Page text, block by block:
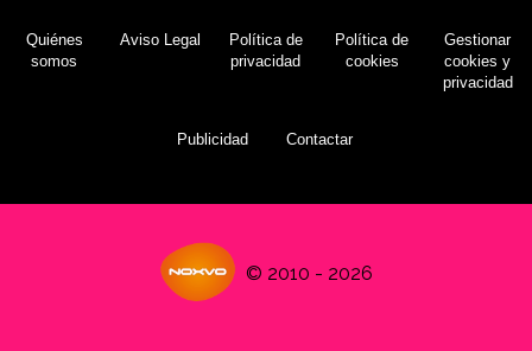
Quiénes
somos
Aviso Legal
Política de
privacidad
Política de
cookies
Gestionar
cookies y
privacidad
Publicidad Contactar
© 2010 - 2026